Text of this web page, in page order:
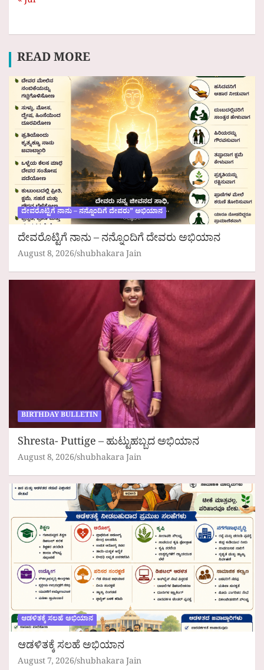
READ MORE
ದೇವರೊಟ್ಟಿಗೆ ನಾನು – ನನ್ನೊಂದಿಗೆ ದೇವರು” ಅಭಿಯಾನ
ದೇವರೊಟ್ಟಿಗೆ ನಾನು – ನನ್ನೊಂದಿಗೆ ದೇವರು ಅಭಿಯಾನ
August 8, 2026 shubhakara Jain
BIRTHDAY BULLETIN
Shresta- Puttige – ಹುಟ್ಟುಹಬ್ಬದ ಅಭಿಯಾನ
August 8, 2026 shubhakara Jain
ಆಡಳಿತಕ್ಕೆ ಸಲಹೆ ಅಭಿಯಾನ
ಆಡಳಿತಕ್ಕೆ ಸಲಹೆ ಅಭಿಯಾನ
August 7, 2026 shubhakara Jain